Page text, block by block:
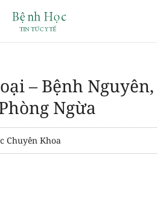
– Bệnh Nguyên,
Ngừa
Chuyên Khoa